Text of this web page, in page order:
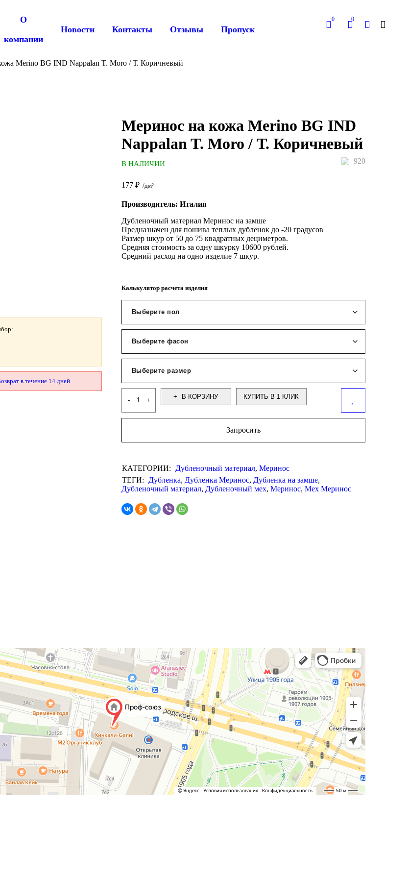
О
компании
Новости Контакты Отзывы Пропуск
0 0
Merino BG IND Nappalan T. Moro / Т. Коричневый
в течение 14 дней
Меринос на кожа Merino BG IND
Nappalan T. Moro / Т. Коричневый
920
В НАЛИЧИИ
177 ₽ /дм²
Производитель: Италия
Дубленочный материал Меринос на замше
Предназначен для пошива теплых дубленок до -20 градусов
Размер шкур от 50 до 75 квадратных дециметров.
Средняя стоимость за одну шкурку 10600 рублей.
Средний расход на одно изделие 7 шкур.
Калькулятор расчета изделия
В КОРЗИНУ КУПИТЬ В 1 КЛИК
Запросить
КАТЕГОРИИ: Дубленочный материал, Меринос
ТЕГИ:
Дубленка, Дубленка Меринос, Дубленка на замше,
Дубленочный материал, Дубленочный мех, Меринос, Мех Меринос